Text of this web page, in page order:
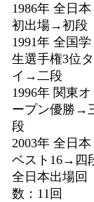
1986年 全日本
初出場→初段
1991年 全国学
生選手権3位タ
イ→二段
1996年 関東オ
ープン優勝→
段
2003年 全日本
ベスト16→四
全日本出場回
数：11回